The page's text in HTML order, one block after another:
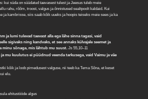
kui süda on süüdatud taevasest tulest ja Jeesus tuleb meie
rahu, rõõm, troost, valgus ja õnnistused sealtpoolt kaldaid. Kui
ja kambrisse, siis saab kõik uueks ja hoopis teiseks meie sees ja ka
ja lumi tulevad taevast alla ega lähe sinna tagasi, vaid
sigivaks ning kandvaks, et see annaks külvajale seemet ja
minu sõnaga, mis lähtub mu suust.Js 55,10–11
mu kuulutus ei püüdnud veenda tarkusega, vaid Vaimu ja väe
kõik ja loob pimedusest valguse, nii teeb ka Tema Sõna, et keset
elu.
ehitustööde algus